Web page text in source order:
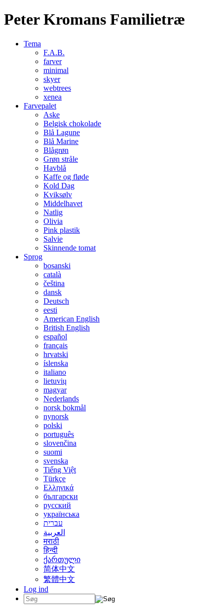
Peter Kromans Familietræ
Tema
F.A.B.
farver
minimal
skyer
webtrees
xenea
Farvepalet
Aske
Belgisk chokolade
Blå Lagune
Blå Marine
Blågrøn
Grøn stråle
Havblå
Kaffe og fløde
Kold Dag
Kviksølv
Middelhavet
Natlig
Olivia
Pink plastik
Salvie
Skinnende tomat
Sprog
bosanski
català
čeština
dansk
Deutsch
eesti
American English
British English
español
français
hrvatski
íslenska
italiano
lietuvių
magyar
Nederlands
norsk bokmål
nynorsk
polski
português
slovenčina
suomi
svenska
Tiếng Việt
Türkçe
Ελληνικά
български
русский
українська
עברית
العربية
मराठी
हिन्दी
ქართული
简体中文
繁體中文
Log ind